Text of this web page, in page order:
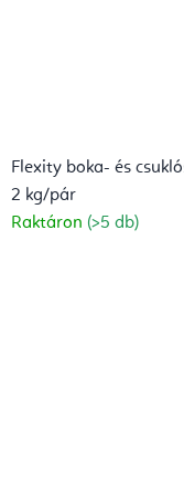
Flexity boka- és
2 kg/pár
Raktáron (>5 db)